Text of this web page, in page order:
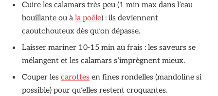
Cuire les calamars très peu (1 min max dans l’eau
bouillante ou à la poêle) : ils deviennent
caoutchouteux dès qu’on dépasse.
Laisser mariner 10-15 min au frais : les saveurs se
mélangent et les calamars s’imprègnent mieux.
Couper les carottes en fines rondelles (mandoline si
possible) pour qu’elles restent croquantes.